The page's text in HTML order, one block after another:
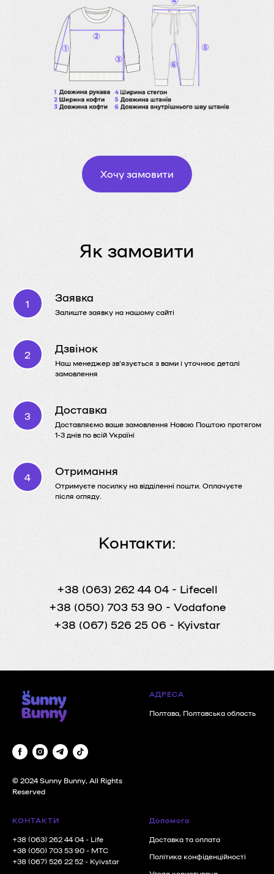
Хочу замовити
Як замовити
Заявка
Залиште заявку на нашому сайті
Дзвінок
Наш менеджер зв'язується з вами і уточнює деталі
замовлення
Доставка
Доставляємо ваше замовлення Новою Поштою протягом
1-3 днів по всій Україні
Отримання
Отримуєте посилку на відділенні пошти. Оплачуєте
після огляду.
Контакти:
+38 (063) 262 44 04- Lifecell
+38 (050) 703 53 90 - Vodafone
+38 (067) 526 25 06 - Kyivstar
© 2024 Sunny Bunny, All Rights
Reserved
АДРЕСА
Полтава, Полтавська область
КОНТАКТИ
+38 (063) 262 44 04- Life
+38 (050) 703 53 90 - MTC
+38 (067) 526 22 52 - Kyivstar
Допомога
Доставка та оплата
Політика конфіденційності